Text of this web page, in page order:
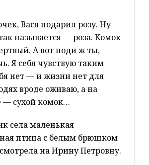
Вася подарил розу. Ну
называется — роза. Комок
А вот поди ж ты,
Я себя чувствую таким
нет — и жизни нет для
вроде оживаю, а на
— сухой комок…
села маленькая
птица с белым брюшком
на Ирину Петровну.